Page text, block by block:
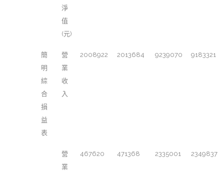
淨
值
(元)
簡
明
綜
合
損
益
表
營
業
收
入
2008922 2013684 9239070 9183321
營
業
467620 471368 2335001 2349837